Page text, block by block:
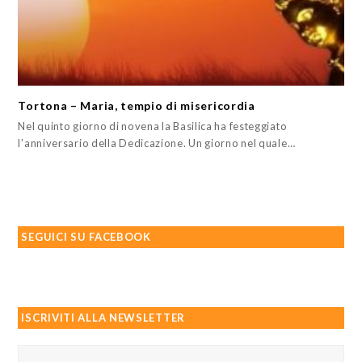
Tortona – Maria, tempio di misericordia
Nel quinto giorno di novena la Basilica ha festeggiato
l’anniversario della Dedicazione. Un giorno nel quale…
SEGUICI SU FACEBOOK
ISCRIVITI ALLA NEWSLETTER